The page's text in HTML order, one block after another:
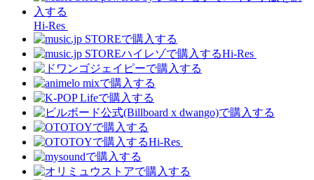
Hi-Res
Hi-Res
Hi-Res